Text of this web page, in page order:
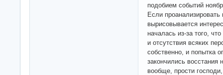
подобием событий
Если
вырисовывается
началась из-за того,
и отсутствия всяких
собственно, и попытка
закончились
вообще, прости